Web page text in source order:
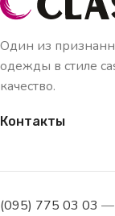
Один из
одежды в стиле
качество.
Контакты
(095) 775 03 03 —